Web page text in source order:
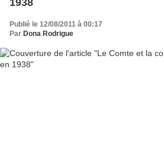
Publié le 12/08/2011 à 00:17
Par Dona Rodrigue